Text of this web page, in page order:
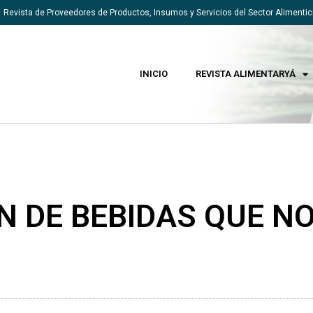
Revista de Proveedores de Productos, Insumos y Servicios del Sector
INICIO REVISTA ALIMENTARYÁ
DE BEBIDAS QUE